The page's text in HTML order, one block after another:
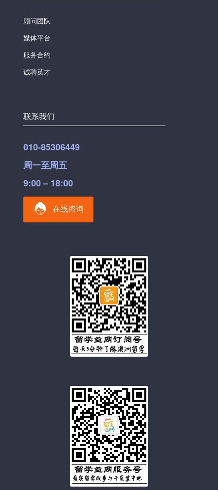
顾问团队
媒体平台
服务合约
诚聘英才
联系我们
010-85306449
周一至周五
9:00 – 18:00
在线咨询